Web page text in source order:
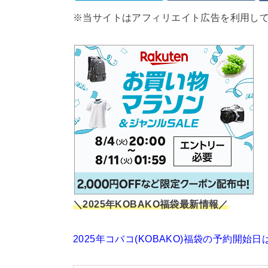
※当サイトはアフィリエイト広告を利用して
＼2025年KOBAKO福袋最新情報／
2025年コバコ(KOBAKO)福袋の予約開始日